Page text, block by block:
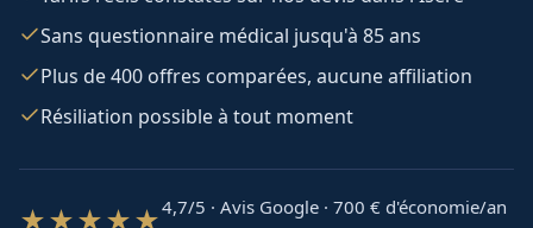
Sans questionnaire médical jusqu'à 85 ans
Plus de 400 offres comparées, aucune affiliation
Résiliation possible à tout moment
★★★★★4,7/5 · Avis Google · 700 € d'économie/an